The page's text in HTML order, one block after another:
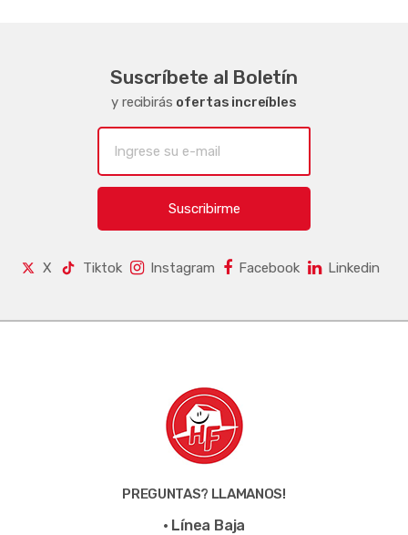
Suscríbete al Boletín
y recibirás ofertas increíbles
Suscribirme
X Tiktok Instagram Facebook Linkedin
PREGUNTAS? LLAMANOS!
• Línea Baja